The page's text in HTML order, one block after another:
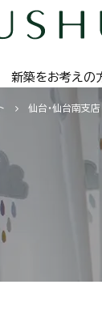
新築をお考えの
仙台・仙台南支